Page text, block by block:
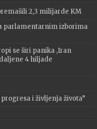
2,3 milijarde KM
parlamentarnim izborima
se širi panika ,Iran
4 hiljade
i življenja života”